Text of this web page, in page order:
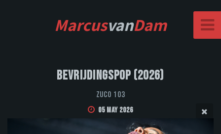
MarcusvanDam
Bevrijdingspop (2026)
Zuco 103
05 May 2026